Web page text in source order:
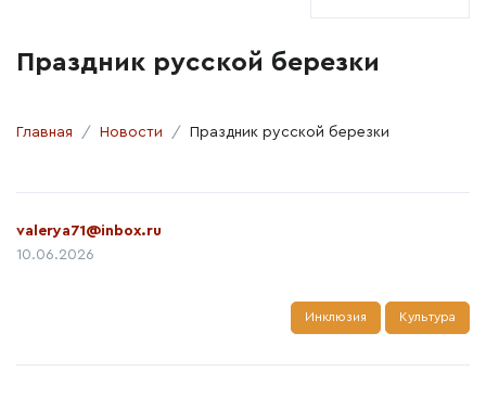
Праздник русской березки
Главная Новости Праздник русской березки
Автор:
valerya71@inbox.ru
Дата публикации:
10.06.2026
Инклюзия Культура